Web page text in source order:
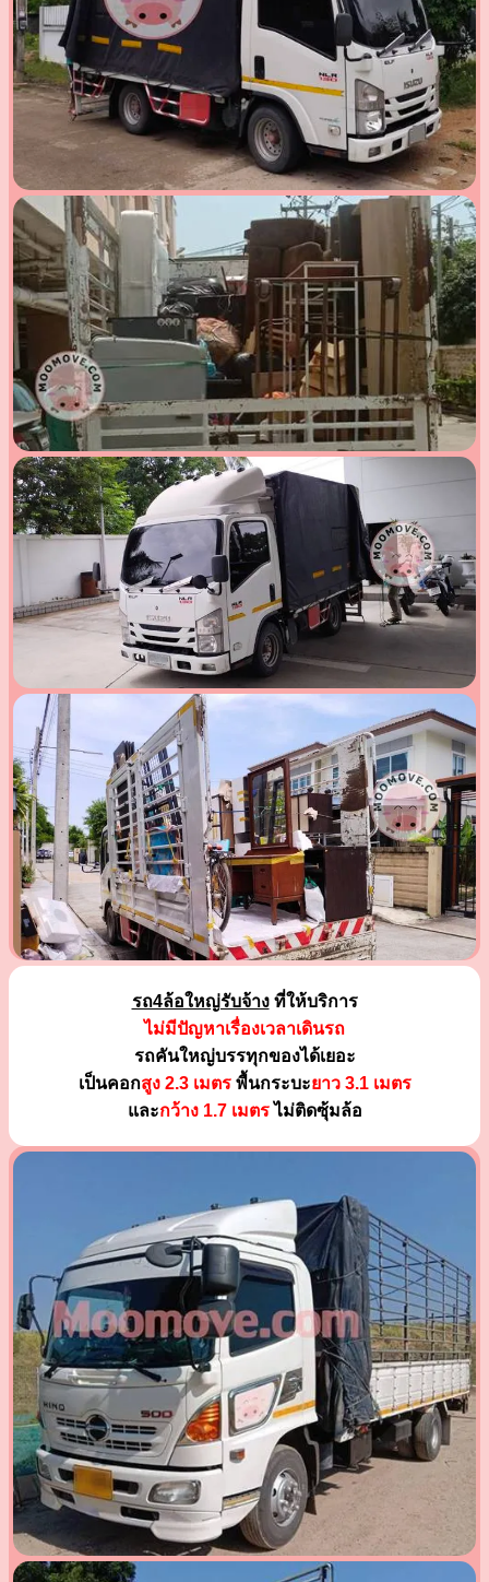
รถ4ล้อใหญ่รับจ้างที่ให้บริการ
ไม่มีปัญหาเรื่องเวลาเดินรถ
รถคันใหญ่บรรทุกของได้เยอะ
เป็นคอกสูง 2.3 เมตรพื้นกระบะยาว 3.1 เมตร
และกว้าง 1.7 เมตรไม่ติดซุ้มล้อ